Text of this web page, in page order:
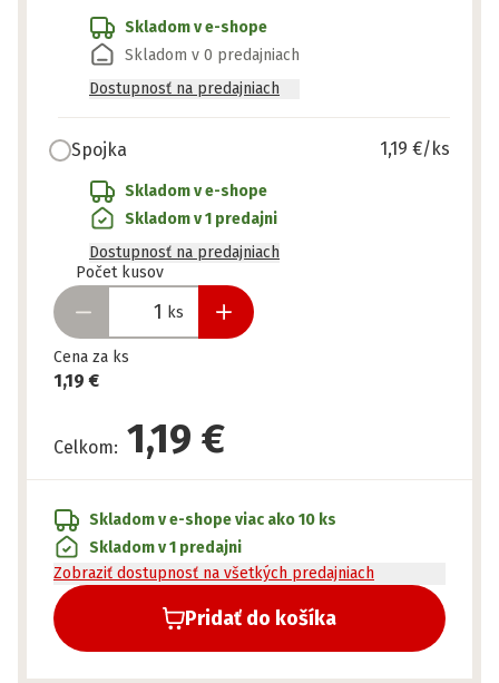
Skladom v e-shope
Skladom v 0 predajniach
Dostupnosť na predajniach
Spojka 1,19 €/ks
Skladom v e-shope
Skladom v 1 predajni
Dostupnosť na predajniach
Počet kusov
ks
Pripravené
Cena za ks
1,19 €
Celkom: 1,19 €
Pridať do košíka
Skladom v e-shopeviac ako 10 ks
Skladom v 1 predajni
Zobraziť dostupnosť na všetkých predajniach